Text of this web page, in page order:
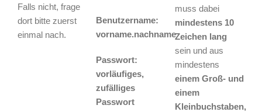
Falls nicht, frage
dort bitte zuerst
einmal nach.
Benutzername:
vorname.nachname
Passwort:
vorläufiges,
zufälliges
Passwort
muss dabei
mindestens 10
Zeichen lang
sein und aus
mindestens
einem Groß- und
einem
Kleinbuchstaben,